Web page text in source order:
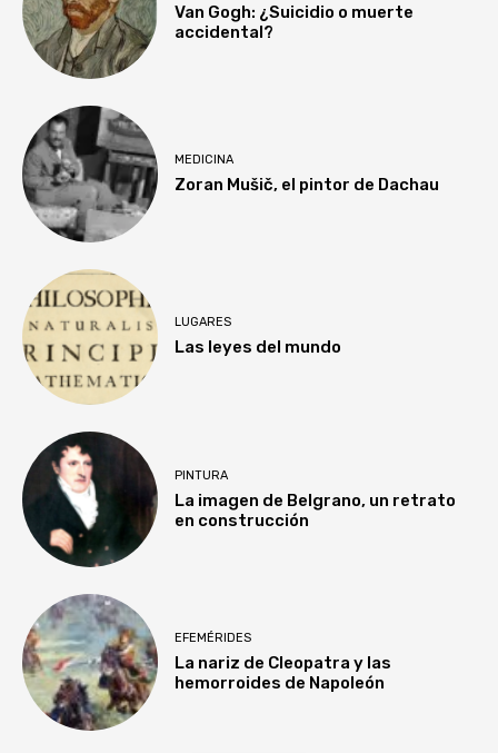
Van Gogh: ¿Suicidio o muerte
accidental?
MEDICINA
Zoran Mušič, el pintor de Dachau
LUGARES
Las leyes del mundo
PINTURA
La imagen de Belgrano, un retrato
en construcción
EFEMÉRIDES
La nariz de Cleopatra y las
hemorroides de Napoleón